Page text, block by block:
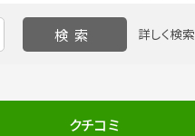
詳しく検索
クチコミ